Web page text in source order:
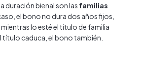
duración bienal son las familias
el bono no dura dos años fijos,
lo esté el título de familia
título caduca, el bono también.